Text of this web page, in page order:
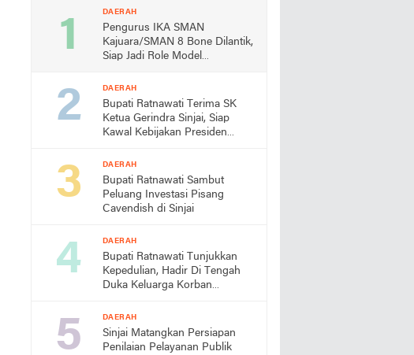
DAERAH
Pengurus IKA SMAN
Kajuara/SMAN 8 Bone Dilantik,
Siap Jadi Role Model
DAERAH
Bupati Ratnawati Terima SK
Ketua Gerindra Sinjai, Siap
Kawal Kebijakan Presiden
DAERAH
Bupati Ratnawati Sambut
Peluang Investasi Pisang
Cavendish di Sinjai
DAERAH
Bupati Ratnawati Tunjukkan
Kepedulian, Hadir Di Tengah
Duka Keluarga Korban
DAERAH
Sinjai Matangkan Persiapan
Penilaian Pelayanan Publik